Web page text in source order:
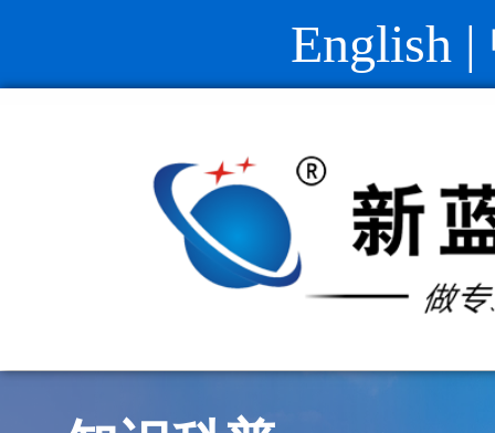
English |